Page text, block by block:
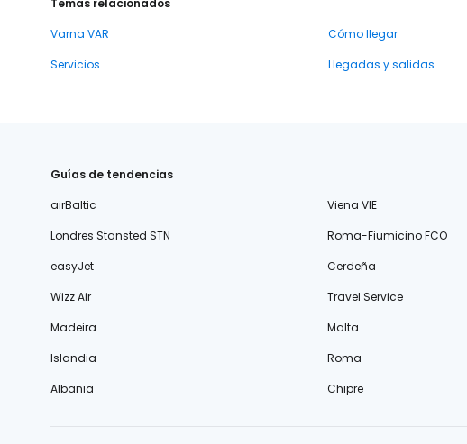
Temas relacionados
Varna VAR
Cómo llegar
Servicios
Llegadas y salidas
Guías de tendencias
airBaltic
Viena VIE
Londres Stansted STN
Roma-Fiumicino FCO
easyJet
Cerdeña
Wizz Air
Travel Service
Madeira
Malta
Islandia
Roma
Albania
Chipre